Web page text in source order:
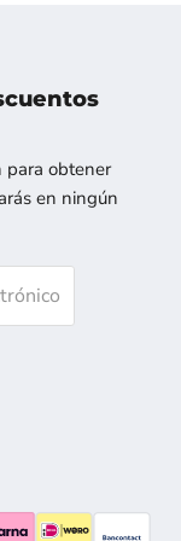
para obtener
en ningún